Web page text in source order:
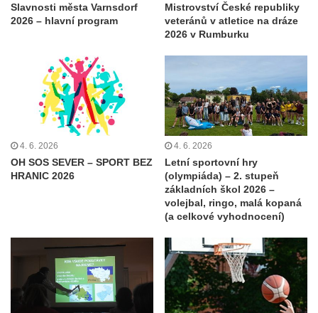
Slavnosti města Varnsdorf
2026 – hlavní program
Mistrovství České republiky
veteránů v atletice na dráze
2026 v Rumburku
4. 6. 2026
OH SOS SEVER – SPORT BEZ
HRANIC 2026
4. 6. 2026
Letní sportovní hry
(olympiáda) – 2. stupeň
základních škol 2026 –
volejbal, ringo, malá kopaná
(a celkové vyhodnocení)